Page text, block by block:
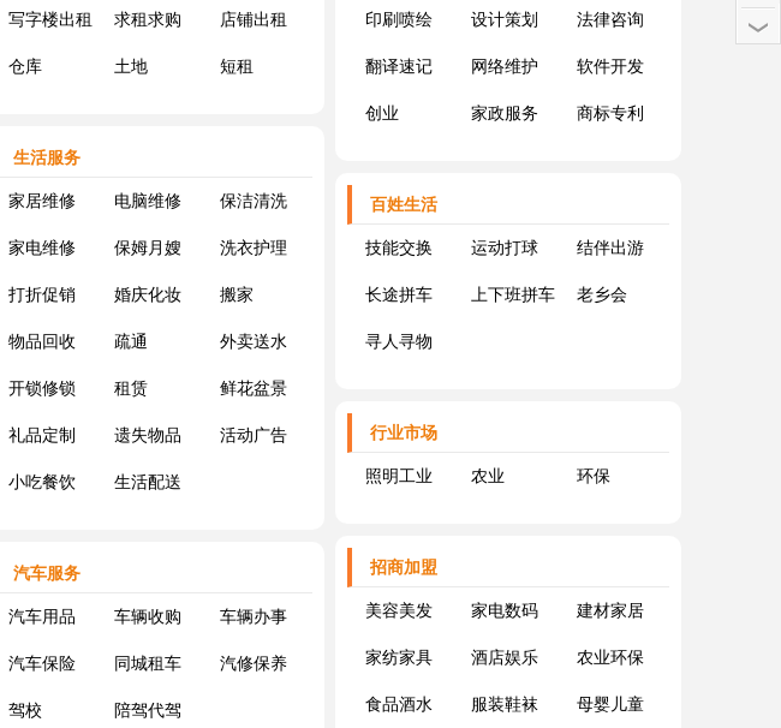
写字楼出租 求租求购 店铺出租
仓库 土地 短租
印刷喷绘 设计策划 法律咨询
翻译速记 网络维护 软件开发
创业 家政服务 商标专利
生活服务
家居维修 电脑维修 保洁清洗
家电维修 保姆月嫂 洗衣护理
打折促销 婚庆化妆 搬家
物品回收 疏通 外卖送水
开锁修锁 租赁 鲜花盆景
礼品定制 遗失物品 活动广告
小吃餐饮 生活配送
百姓生活
技能交换 运动打球 结伴出游
长途拼车 上下班拼车 老乡会
寻人寻物
行业市场
照明工业 农业 环保
招商加盟
美容美发 家电数码 建材家居
家纺家具 酒店娱乐 农业环保
食品酒水 服装鞋袜 母婴儿童
汽车服务
汽车用品 车辆收购 车辆办事
汽车保险 同城租车 汽修保养
驾校 陪驾代驾